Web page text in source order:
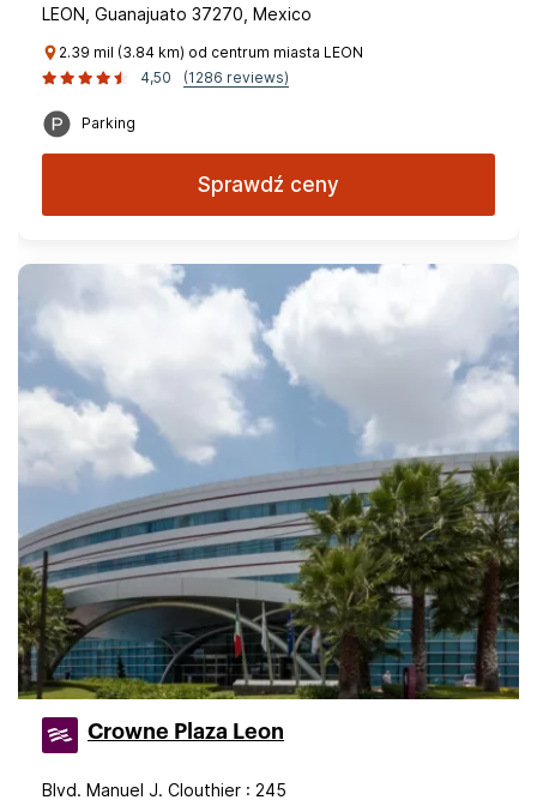
LEON, Guanajuato 37270, Mexico
2.39 mil (3.84 km) od centrum miasta LEON
4,50
(1286 reviews)
Parking
Sprawdź ceny
Crowne Plaza Leon
Blvd. Manuel J. Clouthier : 245